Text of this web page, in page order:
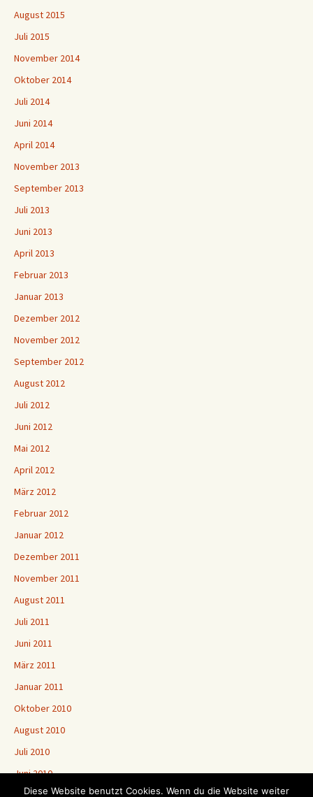
August 2015
Juli 2015
November 2014
Oktober 2014
Juli 2014
Juni 2014
April 2014
November 2013
September 2013
Juli 2013
Juni 2013
April 2013
Februar 2013
Januar 2013
Dezember 2012
November 2012
September 2012
August 2012
Juli 2012
Juni 2012
Mai 2012
April 2012
März 2012
Februar 2012
Januar 2012
Dezember 2011
November 2011
August 2011
Juli 2011
Juni 2011
März 2011
Januar 2011
Oktober 2010
August 2010
Juli 2010
Juni 2010
Diese Website benutzt Cookies. Wenn du die Website weiter